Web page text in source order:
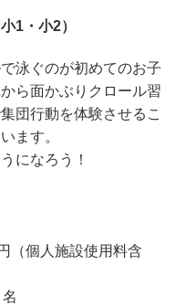
1・小2）
泳ぐのが初めてのお子
ら面かぶりクロール習
団行動を体験させるこ
ます。
になろう！
（個人施設使用料含